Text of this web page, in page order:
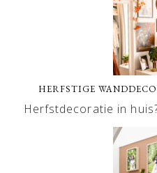
HERFSTIGE
Herfstdecoratie in